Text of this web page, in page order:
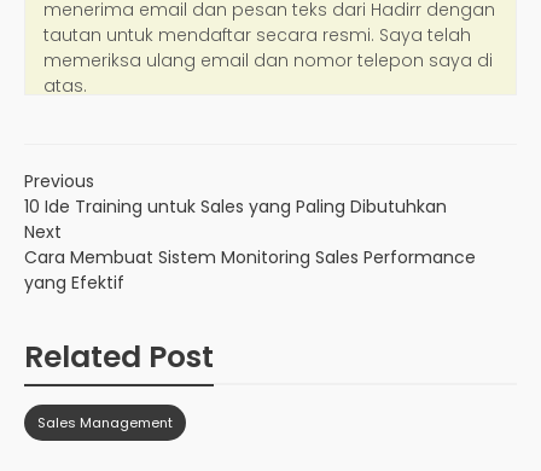
Previous
10 Ide Training untuk Sales yang Paling Dibutuhkan
Next
Cara Membuat Sistem Monitoring Sales Performance
yang Efektif
Related Post
Sales Management